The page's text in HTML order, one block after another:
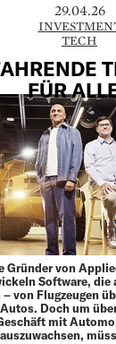
29.04.26
TECH
FÜR
Gründer von
Software, die
– von Flugzeugen
Doch um
mit